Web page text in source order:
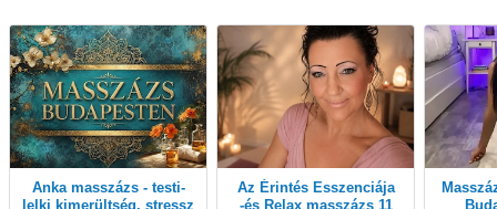
Anka masszázs - testi-
lelki kimerültség, stressz
Az Érintés Esszenciája
-és Relax masszázs 11
Masszázs akár még ma!